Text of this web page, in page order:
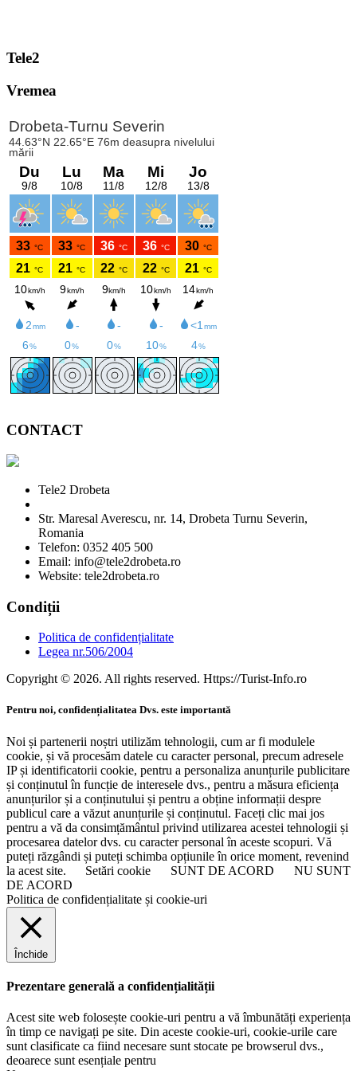
Tele2
Vremea
CONTACT
Tele2 Drobeta
Str. Maresal Averescu, nr. 14, Drobeta Turnu Severin,
Romania
Telefon: 0352 405 500
Email: info@tele2drobeta.ro
Website: tele2drobeta.ro
Condiții
Politica de confidențialitate
Legea nr.506/2004
Copyright © 2026. All rights reserved. Https://Turist-Info.ro
Pentru noi, confidențialitatea Dvs. este importantă
Noi și partenerii noștri utilizăm tehnologii, cum ar fi modulele
cookie, și vă procesăm datele cu caracter personal, precum adresele
IP și identificatorii cookie, pentru a personaliza anunțurile publicitare
și conținutul în funcție de interesele dvs., pentru a măsura eficiența
anunțurilor și a conținutului și pentru a obține informații despre
publicul care a văzut anunțurile și conținutul. Faceți clic mai jos
pentru a vă da consimțământul privind utilizarea acestei tehnologii și
procesarea datelor dvs. cu caracter personal în aceste scopuri. Vă
puteți răzgândi și puteți schimba opțiunile în orice moment, revenind
la acest site.
Setări cookie SUNT DE ACORD
NU SUNT
DE ACORD
Politica de confidențialitate și cookie-uri
Închide
Prezentare generală a confidențialității
Acest site web folosește cookie-uri pentru a vă îmbunătăți experiența
în timp ce navigați pe site. Din aceste cookie-uri, cookie-urile care
sunt clasificate ca fiind necesare sunt stocate pe browserul dvs.,
deoarece sunt esențiale pentru